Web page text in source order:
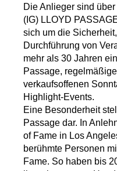
Die Anlieger sind
(IG) LLOYD
sich um die
Durchführung von
mehr als 30 Jahren
Passage,
verkaufsoffenen
Highlight-Events.
Eine Besonderheit
Passage dar. In
of Fame in Los
berühmte Personen
Fame. So haben bis